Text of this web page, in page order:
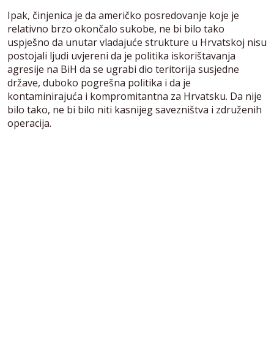
Ipak, činjenica je da američko posredovanje koje je
relativno brzo okončalo sukobe, ne bi bilo tako
uspješno da unutar vladajuće strukture u Hrvatskoj nisu
postojali ljudi uvjereni da je politika iskorištavanja
agresije na BiH da se ugrabi dio teritorija susjedne
države, duboko pogrešna politika i da je
kontaminirajuća i kompromitantna za Hrvatsku. Da nije
bilo tako, ne bi bilo niti kasnijeg savezništva i združenih
operacija.